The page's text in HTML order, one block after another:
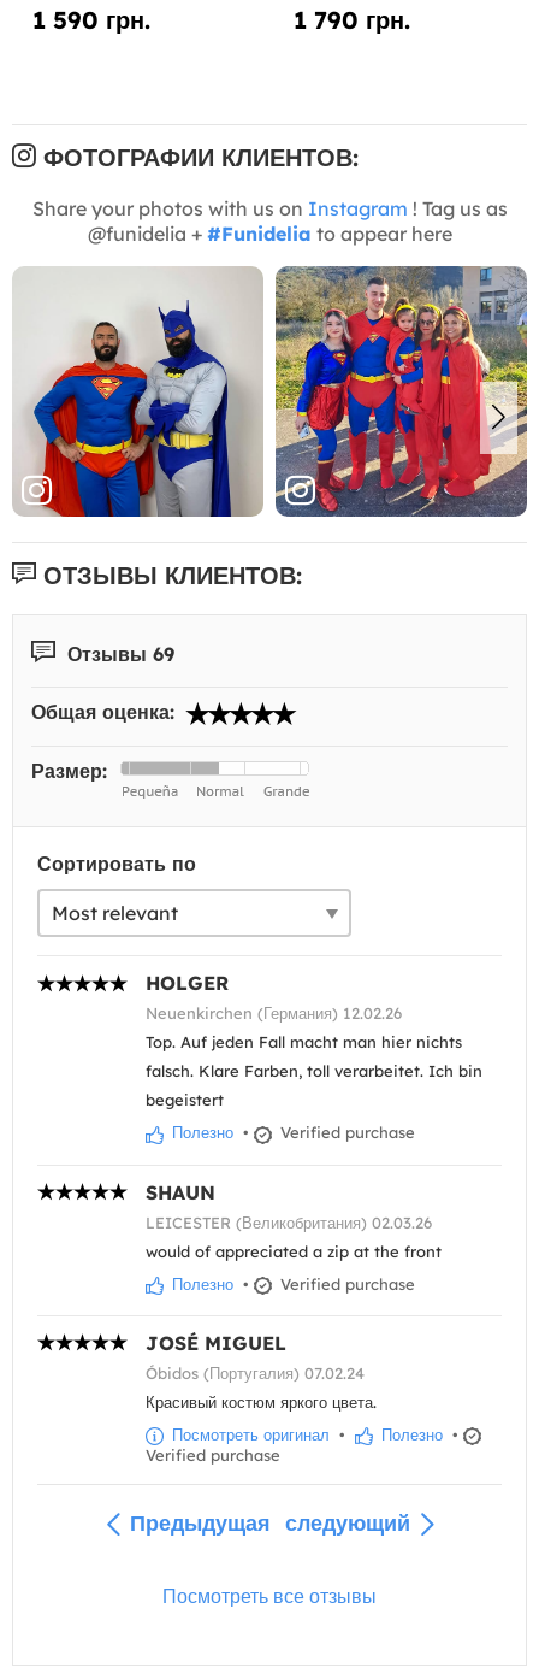
1 590 грн. 1 790 грн.
ФОТОГРАФИИ КЛИЕНТОВ:
Share your photos with us on Instagram ! Tag us as
@funidelia + #Funidelia to appear here
ОТЗЫВЫ КЛИЕНТОВ:
Отзывы 69
Общая оценка:
Размер:
Сортировать по
HOLGER
Neuenkirchen (Германия) 12.02.26
Top. Auf jeden Fall macht man hier nichts
falsch. Klare Farben, toll verarbeitet. Ich bin
begeistert
Полезно • Verified purchase
SHAUN
LEICESTER (Великобритания) 02.03.26
would of appreciated a zip at the front
Полезно • Verified purchase
JOSÉ MIGUEL
Óbidos (Португалия) 07.02.24
Красивый костюм яркого цвета.
Посмотреть оригинал • Полезно •
Verified purchase
Предыдущая следующий
Посмотреть все отзывы